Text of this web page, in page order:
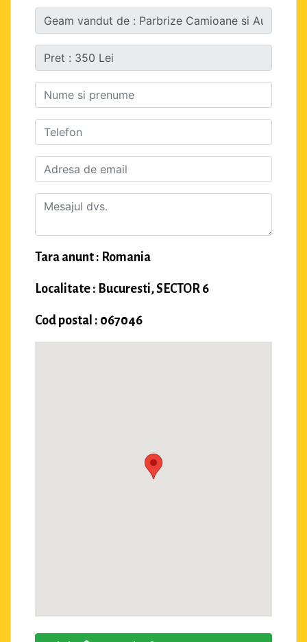
Tara anunt : Romania
Localitate : Bucuresti, SECTOR 6
Cod postal : 067046